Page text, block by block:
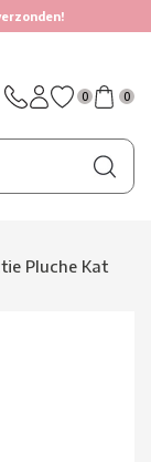
0 0
Pluche Kat